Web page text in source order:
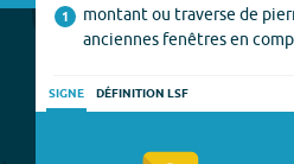
1
montant ou traverse de
anciennes fenêtres en
SIGNE DÉFINITION LSF